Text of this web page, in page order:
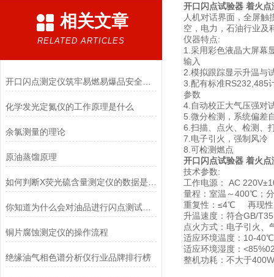
相关文章
RELATED ARTICLES
化学发光定氮仪的工作原理是什么
余氯测量的理论
原油蒸馏原理
你知道为什么会对油品进行闪点测试吗？
铜片腐蚀测定仪的操作流程
绝缘油气相色谱分析仪行业品牌排行榜
开口闪点试验器 着火点
人机对话界面，全屏
空，电力，石油行业及
仪器特点:
1.采用彩色液晶大屏幕
输入
2.模拟跟踪显示升温与
3.配有标准RS232,485
参数
4.自动校正大气压强对
5.微分检测，系统偏差
6.扫描、点火、检测、
7.电子引火，强制风冷
8.可检测燃点
开口闪点试验器 着火点
技术参数:
工作电源： AC
量程：室温～400℃；
重复性：≤4℃ 再现
升温速度：符合GB/
点火方式：电子引火、
适应环境温度：
适应环境湿度：
整机功耗：不大于400W